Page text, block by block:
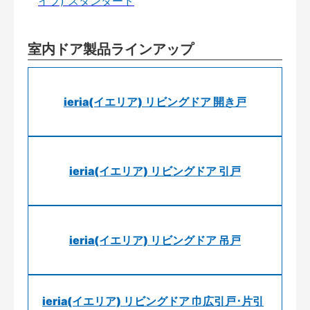
室内ドア製品ラインアップ
ieria(イエリア) リビングドア 開き戸
ieria(イエリア) リビングドア 引戸
ieria(イエリア) リビングドア 吊戸
ieria(イエリア) リビングドア 巾広引戸･片引